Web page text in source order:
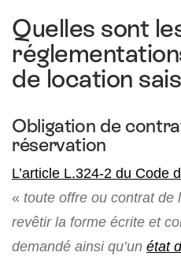
Quelles sont
de location
Obligation de
réservation
L’article L.324-2 du Code
« toute offre ou contrat de
revêtir la forme écrite et
demandé ainsi qu’un état